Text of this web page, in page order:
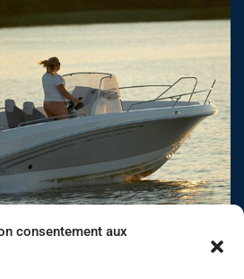
consentement aux